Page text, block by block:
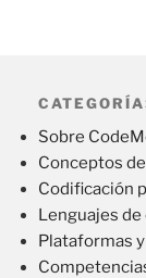
Sobre
Conceptos
Codificación
Lenguajes
Plataformas